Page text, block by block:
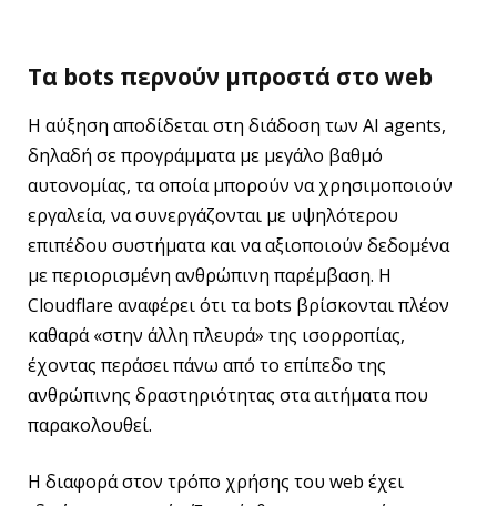
Τα bots περνούν μπροστά στο web
Η αύξηση αποδίδεται στη διάδοση των AI agents,
δηλαδή σε προγράμματα με μεγάλο βαθμό
αυτονομίας, τα οποία μπορούν να χρησιμοποιούν
εργαλεία, να συνεργάζονται με υψηλότερου
επιπέδου συστήματα και να αξιοποιούν δεδομένα
με περιορισμένη ανθρώπινη παρέμβαση. Η
Cloudflare αναφέρει ότι τα bots βρίσκονται πλέον
καθαρά «στην άλλη πλευρά» της ισορροπίας,
έχοντας περάσει πάνω από το επίπεδο της
ανθρώπινης δραστηριότητας στα αιτήματα που
παρακολουθεί.
Η διαφορά στον τρόπο χρήσης του web έχει